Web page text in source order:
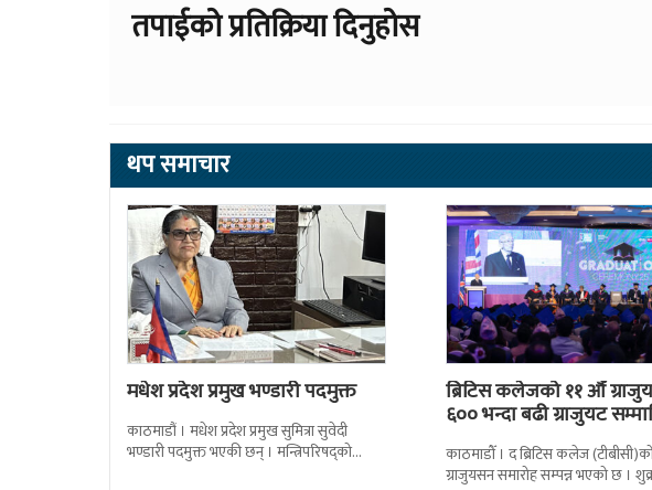
तपाईको प्रतिक्रिया दिनुहोस
थप समाचार
मधेश प्रदेश प्रमुख भण्डारी पदमुक्त
काठमाडौं । मधेश प्रदेश प्रमुख सुमित्रा सुवेदी
भण्डारी पदमुक्त भएकी छन् । मन्त्रिपरिषद्को
ब्रिटिस कलेजको ११ औँ
६०० भन्दा बढी ग्राजुयट
काठमाडौँ । द ब्रिटिस कलेज
ग्राजुयसन समारोह सम्पन्न भएको छ ।